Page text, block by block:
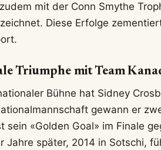
mit der Conn Smythe
Diese Erfolge
Triumphe mit Team
Bühne hat Sidney
gewann er
sein «Golden Goal» im Finale
Jahre später, 2014 in Sotschi,